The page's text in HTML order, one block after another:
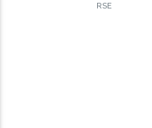
RSE